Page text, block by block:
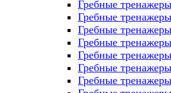
Гребные
Гребные
Гребные
Гребные
Гребные
Гребные
Гребные